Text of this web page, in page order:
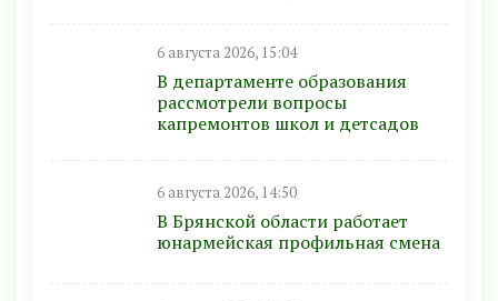
6 августа 2026, 15:04
В департаменте образования
рассмотрели вопросы
капремонтов школ и детсадов
6 августа 2026, 14:50
В Брянской области работает
юнармейская профильная смена